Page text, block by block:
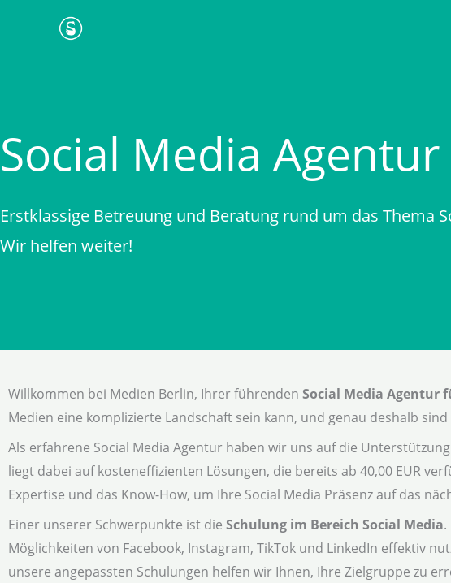
Social Media
Erstklassige Betreuung und Beratung rund um das Thema
Wir helfen weiter!
Willkommen bei Medien Berlin, Ihrer führenden Social Media Agentur
Medien eine komplizierte Landschaft sein kann, und genau deshalb
Als erfahrene Social Media Agentur haben wir uns auf die Unterstützung
liegt dabei auf kosteneffizienten Lösungen, die bereits ab 40,00 EUR
Expertise und das Know-How, um Ihre Social Media Präsenz auf das
Einer unserer Schwerpunkte ist die Schulung im Bereich Social Media
Möglichkeiten von Facebook, Instagram, TikTok und LinkedIn effektiv
unsere angepassten Schulungen helfen wir Ihnen, Ihre Zielgruppe zu